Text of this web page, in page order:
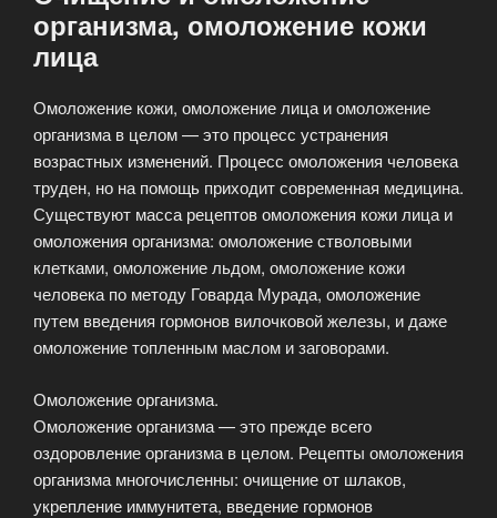
организма, омоложение кожи
лица
Омоложение кожи, омоложение лица и омоложение
организма в целом — это процесс устранения
возрастных изменений. Процесс омоложения человека
труден, но на помощь приходит современная медицина.
Существуют масса рецептов омоложения кожи лица и
омоложения организма: омоложение стволовыми
клетками, омоложение льдом, омоложение кожи
человека по методу Говарда Мурада, омоложение
путем введения гормонов вилочковой железы, и даже
омоложение топленным маслом и заговорами.
Омоложение организма.
Омоложение организма — это прежде всего
оздоровление организма в целом. Рецепты омоложения
организма многочисленны: очищение от шлаков,
укрепление иммунитета, введение гормонов